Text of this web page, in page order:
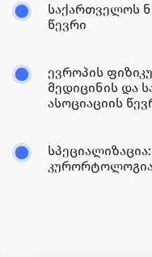
საქართველოს
წევრი
ევროპის
მედიცინის და
ასოციაციის